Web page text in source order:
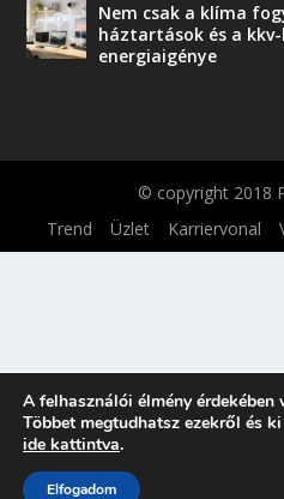
Nem csak a klíma
háztartások és a
energiaigénye
© copyright 2018
Trend
Üzlet Karriervonal
A felhasználói élmény
Többet megtudhatsz ezekről és
ide kattintva.
Elfogadom